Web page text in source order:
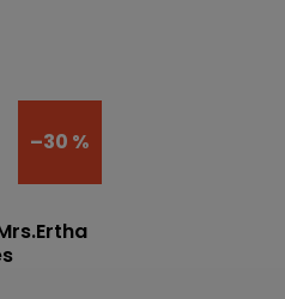
–30 %